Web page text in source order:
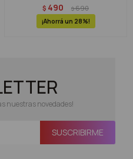
$ 490 $690
28
nuestras novedades!
SUSCRIBIRME